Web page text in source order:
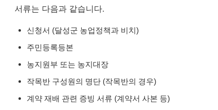
서류는 다음과 같습니다.
신청서 (달성군 농업정책과 비치)
주민등록등본
농지원부 또는 농지대장
작목반 구성원의 명단 (작목반의 경우)
계약 재배 관련 증빙 서류 (계약서 사본 등)